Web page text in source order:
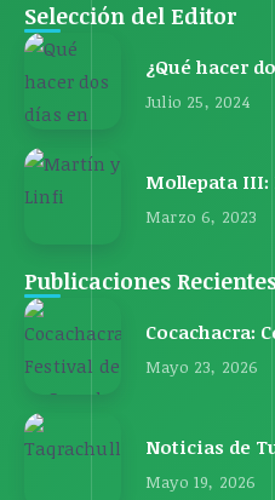
Selección del Editor
¿Qué hacer
Julio 25, 2024
Mollepata
Marzo 6, 2023
Publicaciones
Cocachacra:
Mayo 23, 2026
Noticias de
Mayo 19, 2026